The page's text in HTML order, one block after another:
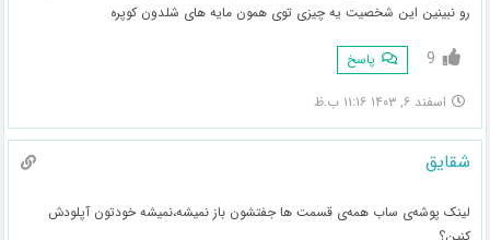
رو نبینین این شخصیت یه چیزی توی همون مایه های شلدون کوپره
9 پاسخ
اسفند ۶, ۱۴۰۳ ۱۱:۱۶ ب.ظ
شقایق
لینک پوشه‌ی ساب همه‌ی قسمت ها جفتشون باز نمیشه،نمیشه خودتون آپلودش